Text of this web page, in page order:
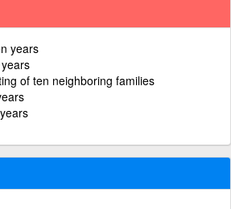
years
of ten neighboring families